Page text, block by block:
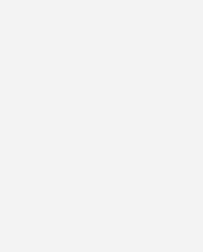
die Wärmepumpe
wurden bereits
unternommen.
effizient
und kurzfristig
positiv beeinflussen.
Moderne